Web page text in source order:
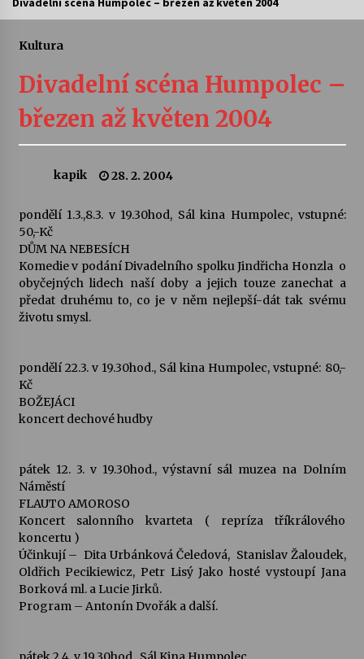
Vernisáž výstavy Josefíny Duškové: Stávám se
kapkou
Veselí muzikanti
Pozvánka na integrační festival Quijotova
šedesátka: 28. 7.–1. 8. 2026
28. 7. 2026
23. 7. 2026
Letní koncerty ve Stromovce: Rufus Miller
17. 7. 2026
Kultura
Divadelní scéna Humpolec –
březen až květen 2004
kapik 28. 2. 2004
pondělí 1.3.,8.3. v 19.30hod, Sál kina Humpolec, vstupné:
50,-Kč
DŮM NA NEBESÍCH
Komedie v podání Divadelního spolku Jindřicha Honzla o
obyčejných lidech naší doby a jejich touze zanechat a
předat druhému to, co je v něm nejlepší-dát tak svému
životu smysl.
pondělí 22.3. v 19.30hod., Sál kina Humpolec, vstupné: 80,-
Kč
BOŽEJÁCI
koncert dechové hudby
pátek 12. 3. v 19.30hod., výstavní sál muzea na Dolním
Náměstí
FLAUTO AMOROSO
Koncert salonního kvarteta ( repríza tříkrálového
koncertu )
Účinkují – Dita Urbánková Čeledová, Stanislav Žaloudek,
Oldřich Pecikiewicz, Petr Lisý Jako hosté vystoupí Jana
Borková ml. a Lucie Jirků.
Program – Antonín Dvořák a další.